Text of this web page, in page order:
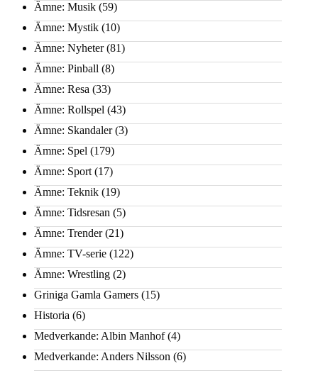
Ämne: Musik (59)
Ämne: Mystik (10)
Ämne: Nyheter(81)
Ämne: Pinball (8)
Ämne: Resa (33)
Ämne: Rollspel (43)
Ämne: Skandaler(3)
Ämne: Spel (179)
Ämne: Sport (17)
Ämne: Teknik (19)
Ämne: Tidsresan (5)
Ämne: Trender(21)
Ämne: TV-serie (122)
Ämne: Wrestling (2)
Griniga Gamla Gamers (15)
Historia (6)
Medverkande: Albin Manhof(4)
Medverkande: Anders Nilsson (6)